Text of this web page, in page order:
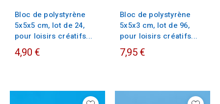
Bloc de polystyrène
5x5x5 cm, lot de 24,
pour loisirs créatifs...
4,90 €
Bloc de polystyrène
5x5x3 cm, lot de 96,
pour loisirs créatifs...
7,95 €